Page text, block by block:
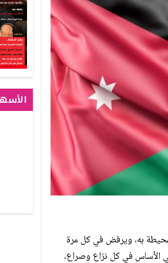
به، ويرفض في كل مرة
الأساس في كل نزاع وصراع،